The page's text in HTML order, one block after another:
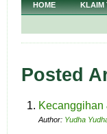
HOME KLAIM
Posted
Author: Yudha